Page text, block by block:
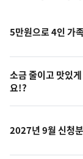
5만원으로 4인 가
소금 줄이고 맛있
요!?
2027년 9월 신청